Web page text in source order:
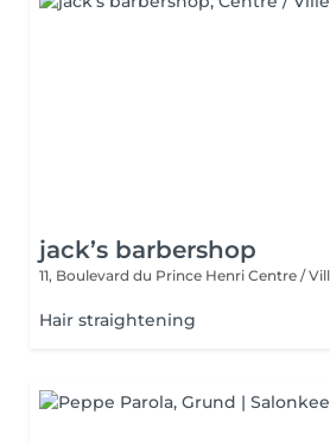
jack’s barbershop
11, Boulevard du Prince Henri Centre /
Hair straightening